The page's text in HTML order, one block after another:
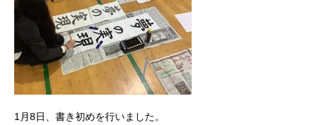
1月8日、書き初めを行いました。